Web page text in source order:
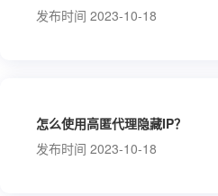
发布时间 2023-10-18
怎么使用高匿代理隐藏IP？
发布时间 2023-10-18